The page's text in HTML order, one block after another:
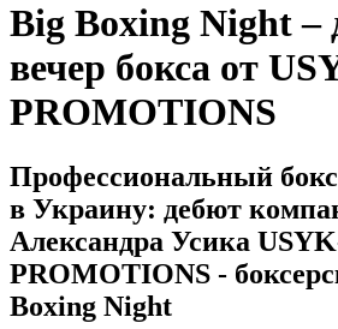
Big Boxing Night –
вечер бокса от
PROMOTIONS
Профессиональный
в Украину: дебют
Александра Усика
PROMOTIONS -
Boxing Night